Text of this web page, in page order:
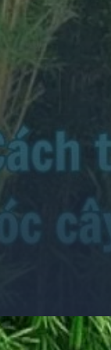
260